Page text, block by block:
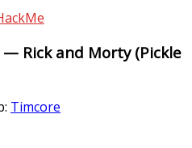
— Rick and Morty (Pickle
Timcore